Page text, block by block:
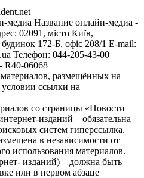
медиа Название онлайн-медиа -
02091, місто Київ,
172-Б, офіс 208/1 E-mail:
Телефон: 044-205-43-00
R40-06068
размещённых на
условии ссылки на
со страницы «Новости
изданий – обязательна
систем гиперссылка.
в независимости от
использования материалов.
изданий) – должна быть
или в первом абзаце